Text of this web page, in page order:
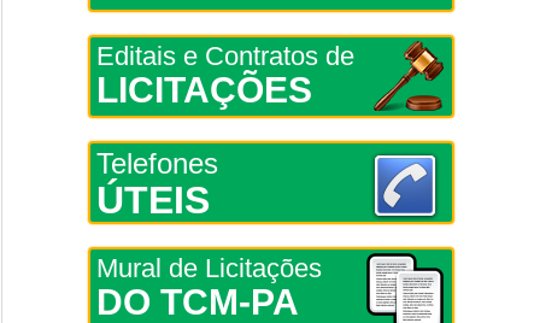
Editais e Contratos de
LICITAÇÕES
Telefones
ÚTEIS
Mural de Licitações
DO TCM-PA